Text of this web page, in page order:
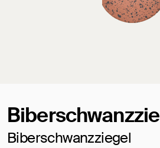
Biberschwanzziegel